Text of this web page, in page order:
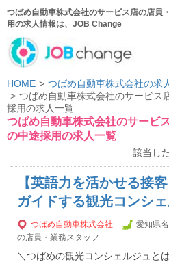
つばめ自動車株式会社のサービス店の店員
用の求人情報は、JOB Change
HOME
つばめ自動車株式会社の求
つばめ自動車株式会社のサービス
採用の求人一覧
つばめ自動車株式会社のサービ
の中途採用の求人一覧
該当し
【英語力を活かせる接
ガイドする観光コンシ
つばめ自動車株式会社 愛知県
の店員・業務スタッフ
＼つばめの観光コンシェルジュと